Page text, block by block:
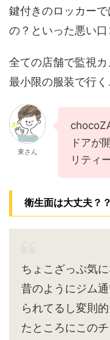
鍵付きのロッカー
の？といった悪い口
全ての店舗で監視
最小限の服装で行く
東さん
ドアが
リティ
衛生面は大丈夫？？
ちょこざっぷ気
昔のようにジム
られてるし変則
たところにこのチ